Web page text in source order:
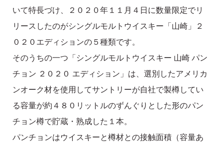
いて特長づけ、２０２０年１１月４日に数量限定でリ
リースしたのがシングルモルトウイスキー「山崎」２
０２０エディションの５種類です。
そのうちの一つ「シングルモルトウイスキー 山崎 パン
チョン ２０２０ エディション」は、選別したアメリカ
ンオーク材を使用してサントリーが自社で製樽してい
る容量が約４８０リットルのずんぐりとした形のパン
チョン樽で貯蔵・熟成した１本。
パンチョンはウイスキーと樽材との接触面積（容量あ